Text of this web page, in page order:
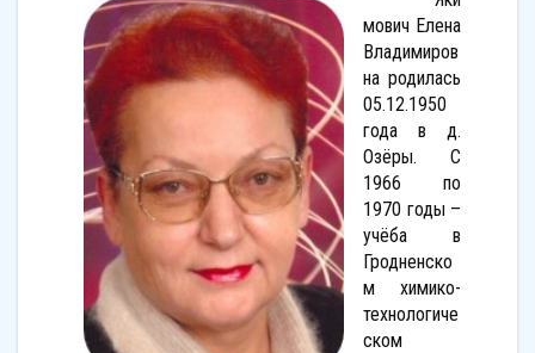
мович Елена
Владимиров
на родилась
05.12.1950
года в д.
Озёры. С
1966 по
1970 годы –
учёба в
Гродненско
м химико-
технологиче
ском